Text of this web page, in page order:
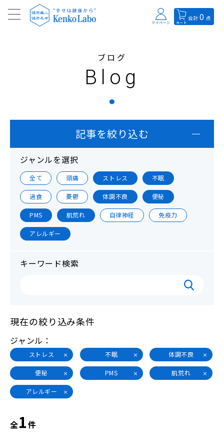
マイページ カート
合計0 点
ブログ
Blog
記事を絞り込む
ジャンルを選択
全て 頭痛 ストレス 不眠
過食 憂鬱 体調不良 便秘
PMS 肌荒れ 自律神経 免疫力
アレルギー
キーワード検索
現在の絞り込み条件
ジャンル
ストレス 不眠 体調不良
便秘 PMS 肌荒れ
アレルギー
全1件